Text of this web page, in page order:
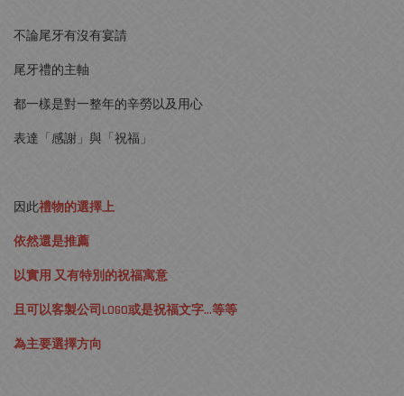
不論尾牙有沒有宴請
尾牙禮的主軸
都一樣是對一整年的辛勞以及用心
表達「感謝」與「祝福」
因此禮物的選擇上
依然還是推薦
以實用 又有特別的祝福寓意
且可以客製公司LOGO或是祝福文字...等等
為主要選擇方向